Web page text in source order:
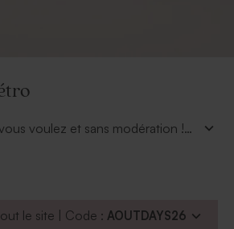
voulez et sans modération !
de votre enfant.
le site | Code : AOUTDAYS26